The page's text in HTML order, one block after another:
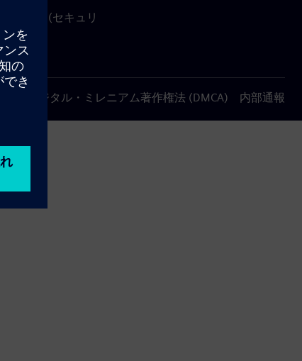
ンター (セキュリ
報)
デジタル・ミレニアム著作権法 (DMCA) 内部通報